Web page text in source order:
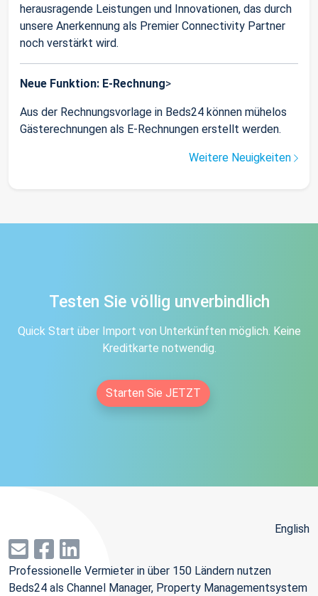
herausragende Leistungen und Innovationen, das durch
unsere Anerkennung als Premier Connectivity Partner
noch verstärkt wird.
Neue Funktion: E-Rechnung>
Aus der Rechnungsvorlage in Beds24 können mühelos
Gästerechnungen als E-Rechnungen erstellt werden.
Weitere Neuigkeiten
Testen Sie völlig unverbindlich
Quick Start über Import von Unterkünften möglich. Keine
Kreditkarte notwendig.
Starten Sie JETZT
English
Professionelle Vermieter in über 150 Ländern nutzen
Beds24 als Channel Manager, Property Managementsystem